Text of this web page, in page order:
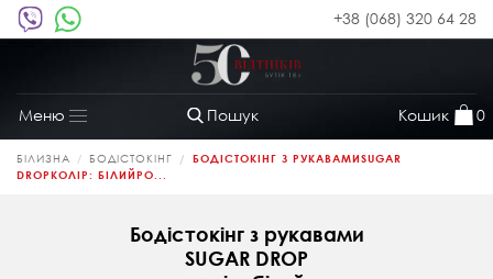
+38 (068) 320 64 28
Пошук Кошик 0
Меню
Toggle
navigation
БІЛИЗНА БОДІСТОКІНГ
БОДІСТОКІНГ З РУКАВАМИSUGAR
DROPКОЛІР: БІЛИЙРО...
Бодістокінг з рукавами
SUGAR DROP